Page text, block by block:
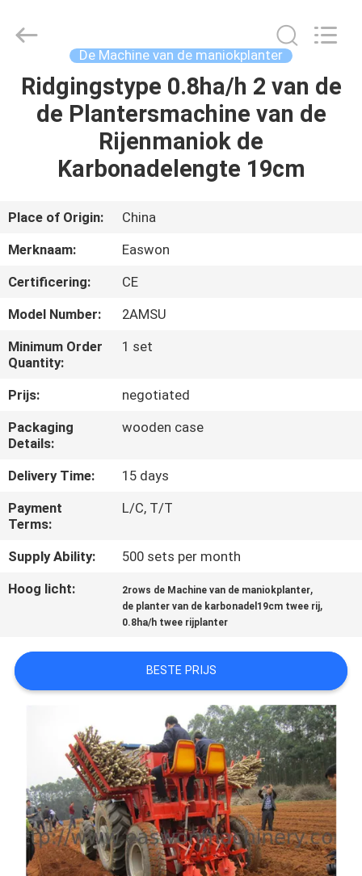
HUIS
PRODUCTEN
ONS
KWALITEITSCONTROLE
CONTACTEER
ONS
NIEUWS
VERZOEK
OM EEN
CITAAT
PRIVACY
POLICY
Export
Reserved.
De Machine van de maniokplanter
Ridgingstype 0.8ha/h 2 van de
de Plantersmachine van de
Rijenmaniok de
Karbonadelengte 19cm
Place of Origin:
China
Merknaam:
Easwon
Certificering:
CE
Model Number:
2AMSU
Minimum Order
Quantity:
1 set
Prijs:
negotiated
Packaging
Details:
wooden case
Delivery Time:
15 days
Payment
Terms:
L/C, T/T
Supply Ability:
500 sets per month
Hoog licht:
2rows de Machine van de maniokplanter,
de planter van de karbonadel19cm twee rij,
0.8ha/h twee rijplanter
BESTE PRIJS